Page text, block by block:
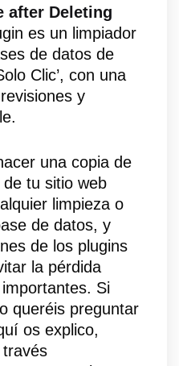
after Deleting
es un limpiador
de datos de
Clic’, con una
y
una copia de
tu sitio web
limpieza o
de datos, y
de los plugins
la pérdida
Si
queréis preguntar
os explico,